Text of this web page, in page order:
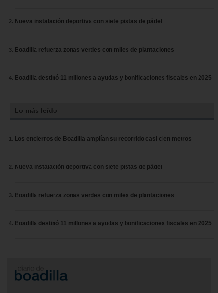
Nueva instalación deportiva con siete pistas de pádel
Boadilla refuerza zonas verdes con miles de plantaciones
Boadilla destinó 11 millones a ayudas y bonificaciones fiscales en 2025
Lo más leído
Los encierros de Boadilla amplían su recorrido casi cien metros
Nueva instalación deportiva con siete pistas de pádel
Boadilla refuerza zonas verdes con miles de plantaciones
Boadilla destinó 11 millones a ayudas y bonificaciones fiscales en 2025